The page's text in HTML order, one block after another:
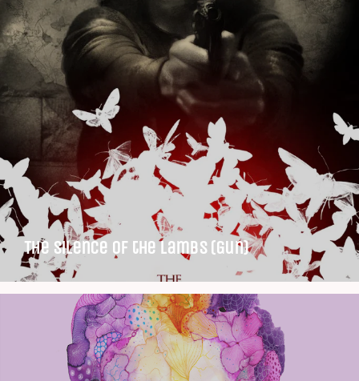
The Silence of the Lambs (Gun)